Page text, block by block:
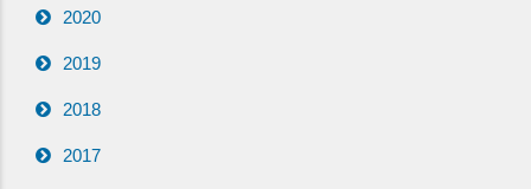
2020
2019
2018
2017